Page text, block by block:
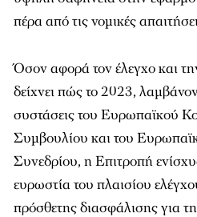
πέρα από τις νομικές
Όσον αφορά τον έλεγχο και
δείχνει πώς το 2023,
συστάσεις του Ευρωπαϊκού
Συμβουλίου και του
Συνεδρίου, η Επιτροπή
ευρωστία του πλαισίου
πρόσθετης διασφάλισης για